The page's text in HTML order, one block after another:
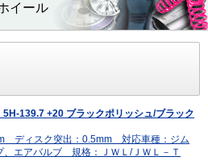
イール
139.7 +20 ブラックポリッシュ/ブラック
ディスク突出：0.5mm 対応車種：ジム
エアバルブ 規格：ＪＷＬ/ＪＷＬ－Ｔ